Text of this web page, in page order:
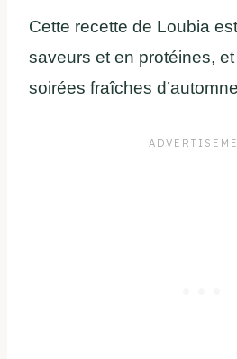
Cette recette de Loubia
saveurs et en protéines,
soirées fraîches